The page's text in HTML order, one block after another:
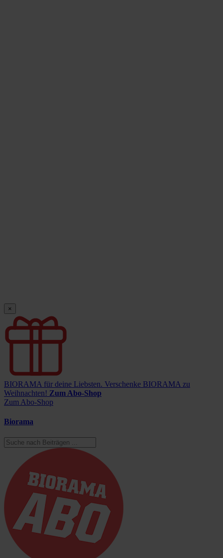
×
BIORAMA für deine Liebsten. Verschenke BIORAMA zu
Weihnachten! Zum Abo-Shop
Zum Abo-Shop
Biorama